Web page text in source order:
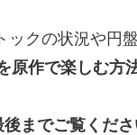
ックの状況や円
原作で楽しむ方
までご覧くださ